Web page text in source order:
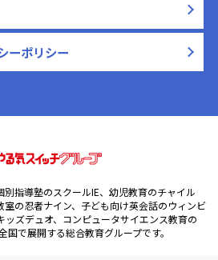
ーポリシー
指導塾のスクールIE、幼児教育のチャイル
室の忍者ナイン、子ども向け英会話のウィンビ
ッズデュオ、コンピュータサイエンス教育の
国で展開する総合教育グループです。